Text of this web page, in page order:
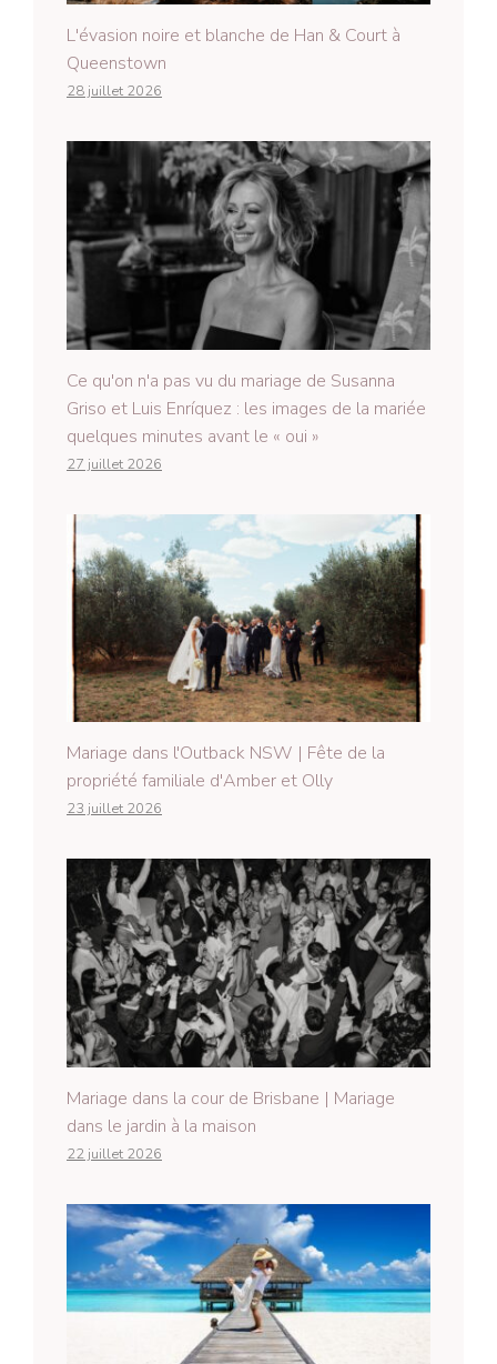
L'évasion noire et blanche de Han & Court à
Queenstown
28 juillet 2026
Ce qu'on n'a pas vu du mariage de Susanna
Griso et Luis Enríquez : les images de la mariée
quelques minutes avant le « oui »
27 juillet 2026
Mariage dans l'Outback NSW | Fête de la
propriété familiale d'Amber et Olly
23 juillet 2026
Mariage dans la cour de Brisbane | Mariage
dans le jardin à la maison
22 juillet 2026